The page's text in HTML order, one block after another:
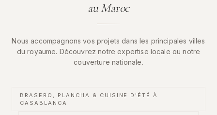
au Maroc
Nous accompagnons vos projets dans les principales villes
du royaume. Découvrez notre expertise locale ou notre
couverture nationale.
BRASERO, PLANCHA & CUISINE D'ÉTÉ À
CASABLANCA